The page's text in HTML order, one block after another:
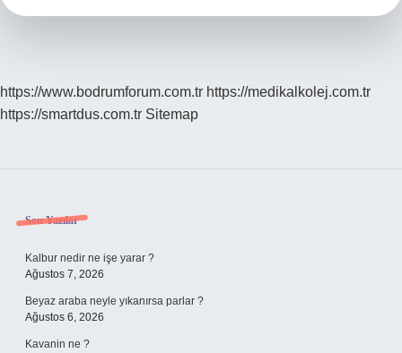
https://www.bodrumforum.com.tr https://medikalkolej.com.tr
https://smartdus.com.tr Sitemap
Sidebar
Son Yazılar
Kalbur nedir ne işe yarar ?
Ağustos 7, 2026
Beyaz araba neyle yıkanırsa parlar ?
Ağustos 6, 2026
Kavanin ne ?